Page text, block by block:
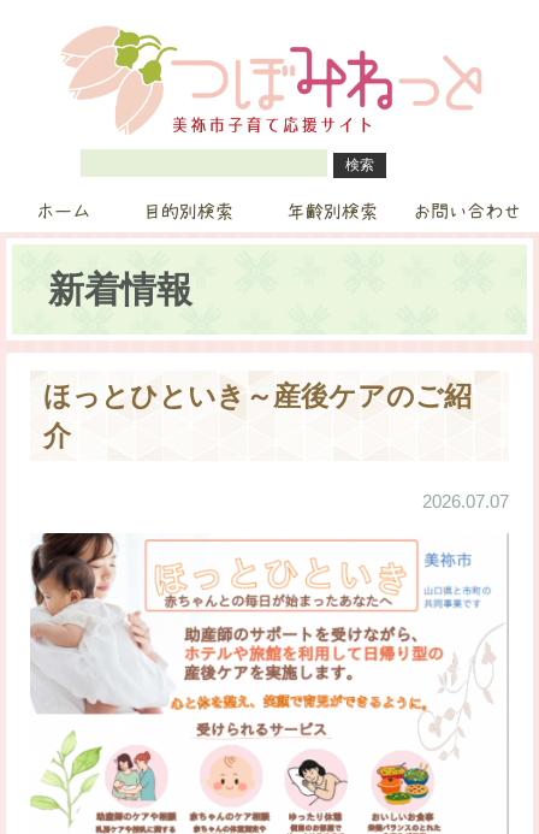
ホーム 目的別検索 年齢別検索 お問い合わせ
新着情報
ほっとひといき～産後ケアのご紹
介
2026.07.07